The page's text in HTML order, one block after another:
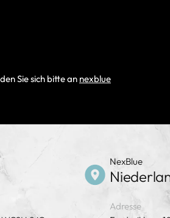
Sie sich bitte an nexblue
NexBlue
Adresse